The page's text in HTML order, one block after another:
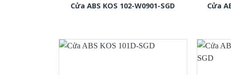
Cửa ABS KOS 102-W0901-SGD Cửa